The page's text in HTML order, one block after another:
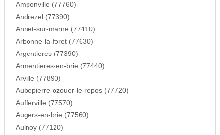
Amponville (77760)
Andrezel (77390)
Annet-sur-marne (77410)
Arbonne-la-foret (77630)
Argentieres (77390)
Armentieres-en-brie (77440)
Arville (77890)
Aubepierre-ozouer-le-repos (77720)
Aufferville (77570)
Augers-en-brie (77560)
Aulnoy (77120)